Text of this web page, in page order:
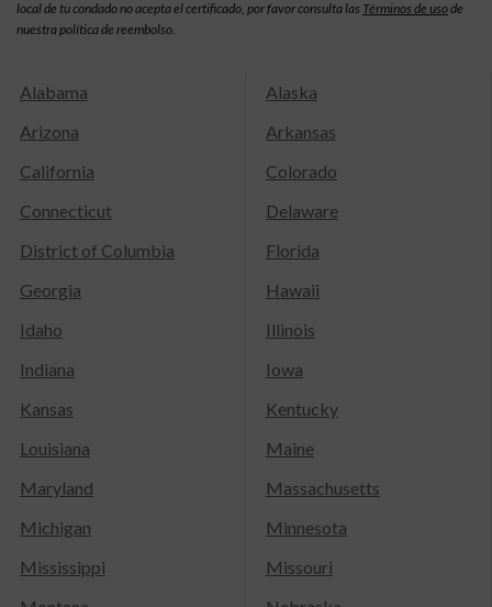
local de tu condado no acepta el certificado, por favor consulta las Términos de usode
nuestra política de reembolso.
Alabama
Alaska
Arizona
Arkansas
California
Colorado
Connecticut
Delaware
District of Columbia
Florida
Georgia
Hawaii
Idaho
Illinois
Indiana
Iowa
Kansas
Kentucky
Louisiana
Maine
Maryland
Massachusetts
Michigan
Minnesota
Mississippi
Missouri